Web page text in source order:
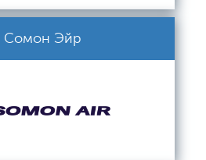
Сомон Эйр